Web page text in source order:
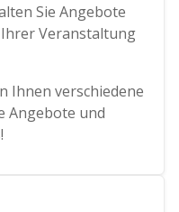
Sie Angebote
Veranstaltung
Ihnen verschiedene
Angebote und